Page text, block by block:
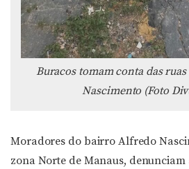
Buracos tomam conta das
Nascimento (Foto
Moradores do bairro Alfredo
zona Norte de Manaus,